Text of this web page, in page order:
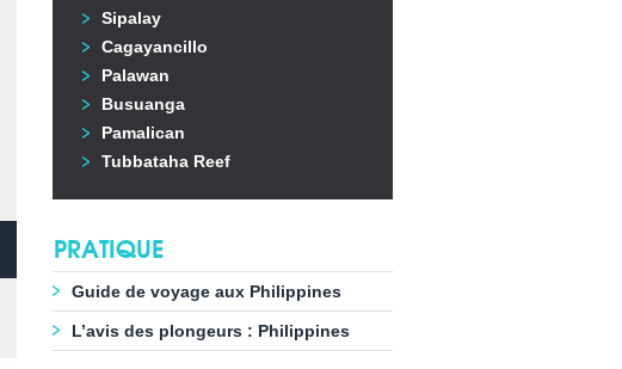
Sipalay
Cagayancillo
Palawan
Busuanga
Pamalican
Tubbataha Reef
PRATIQUE
Guide de voyage aux Philippines
L’avis des plongeurs : Philippines